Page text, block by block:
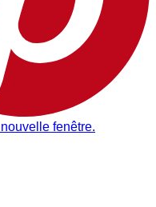
fenêtre.